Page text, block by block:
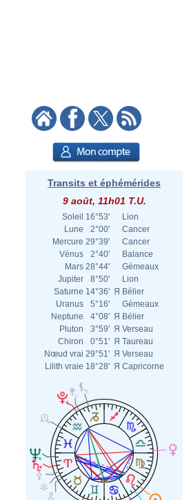
Transits et éphémérides
9 août, 11h01 T.U.
Soleil 16°53'
Lion
Lune
2°00'
Cancer
Mercure 29°39'
Cancer
Vénus
2°40'
Balance
Mars 28°44'
Gémeaux
Jupiter
8°50'
Lion
Saturne 14°36' Я Bélier
Uranus
5°16'
Gémeaux
Neptune
4°08' Я Bélier
Pluton
3°59' Я Verseau
Chiron
0°51' Я Taureau
Nœud vrai 29°51' Я Verseau
Lilith vraie 18°28' Я Capricorne